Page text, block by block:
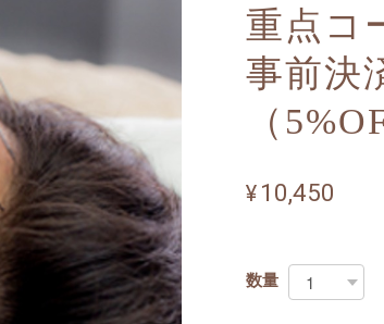
重点コ
事前決
（
¥10,450
数量